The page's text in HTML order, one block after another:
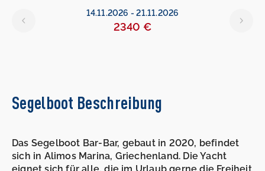
14.11.2026 -21.11.2026
2340 €
Segelboot Beschreibung
Das Segelboot Bar-Bar, gebaut in 2020, befindet
sich in Alimos Marina, Griechenland. Die Yacht